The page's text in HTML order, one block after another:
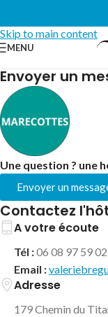
Skip to main content
MENU
Accueil
Envoyer un
Une question ? une
Envoyer un
Contactez
A votre écoute
Tél :06 08 97 59 02
Email :
Adresse
179 Chemin du